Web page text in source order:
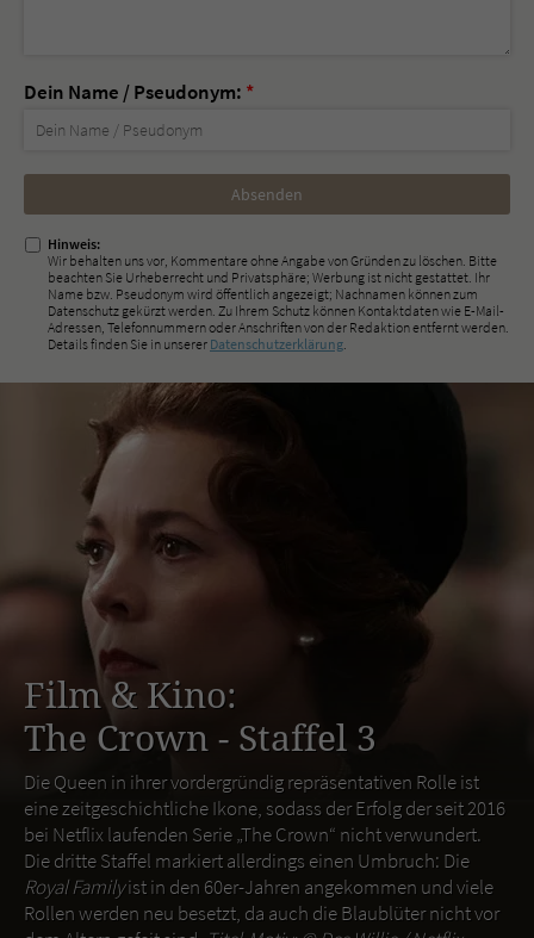
Dein Name / Pseudonym: *
Nicht
ausfüllen!
Hinweis:
Wir behalten uns vor, Kommentare ohne Angabe von Gründen zu löschen. Bitte
beachten Sie Urheberrecht und Privatsphäre; Werbung ist nicht gestattet. Ihr
Name bzw. Pseudonym wird öffentlich angezeigt; Nachnamen können zum
Datenschutz gekürzt werden. Zu Ihrem Schutz können Kontaktdaten wie E-Mail-
Adressen, Telefonnummern oder Anschriften von der Redaktion entfernt werden.
Details finden Sie in unserer Datenschutzerklärung.
Film & Kino:
The Crown - Staffel 3
Die Queen in ihrer vordergründig repräsentativen Rolle ist
eine zeitgeschichtliche Ikone, sodass der Erfolg der seit 2016
bei Netflix laufenden Serie „The Crown“ nicht verwundert.
Die dritte Staffel markiert allerdings einen Umbruch: Die
Royal Familyist in den 60er-Jahren angekommen und viele
Rollen werden neu besetzt, da auch die Blaublüter nicht vor